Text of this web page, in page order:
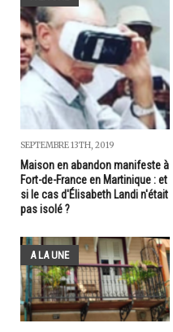
SEPTEMBRE 13TH, 2019
Maison en abandon manifeste à
Fort-de-France en Martinique : et
si le cas d'Élisabeth Landi n'était
pas isolé ?
A LA UNE